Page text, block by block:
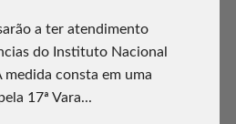
a ter atendimento
do Instituto Nacional
medida consta em uma
17ª Vara...